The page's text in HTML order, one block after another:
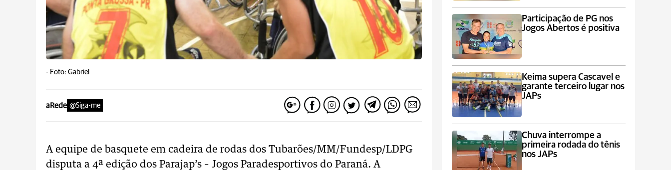
- Foto: Gabriel
aRede @Siga-me
A equipe de basquete em cadeira de rodas dos Tubarões/MM/Fundesp/LDPG
disputa a 4ª edição dos Parajap’s – Jogos Paradesportivos do Paraná. A
Participação de PG nos
Jogos Abertos é positiva
Keima supera Cascavel e
garante terceiro lugar nos
JAPs
Chuva interrompe a
primeira rodada do tênis
nos JAPs